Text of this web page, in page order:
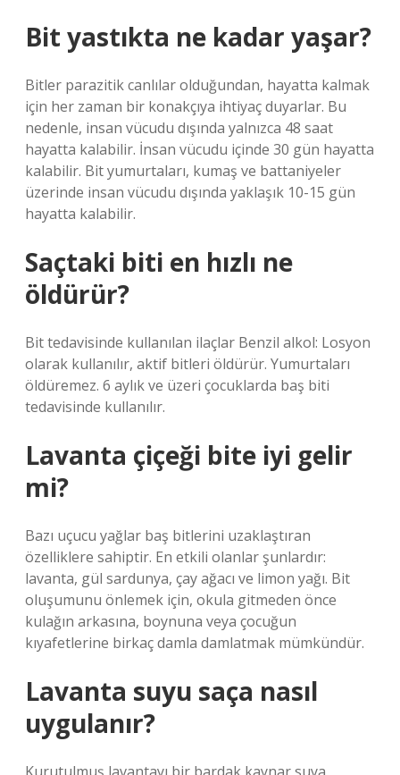
Bit yastıkta ne kadar yaşar?
Bitler parazitik canlılar olduğundan, hayatta kalmak
için her zaman bir konakçıya ihtiyaç duyarlar. Bu
nedenle, insan vücudu dışında yalnızca 48 saat
hayatta kalabilir. İnsan vücudu içinde 30 gün hayatta
kalabilir. Bit yumurtaları, kumaş ve battaniyeler
üzerinde insan vücudu dışında yaklaşık 10-15 gün
hayatta kalabilir.
Saçtaki biti en hızlı ne
öldürür?
Bit tedavisinde kullanılan ilaçlar Benzil alkol: Losyon
olarak kullanılır, aktif bitleri öldürür. Yumurtaları
öldüremez. 6 aylık ve üzeri çocuklarda baş biti
tedavisinde kullanılır.
Lavanta çiçeği bite iyi gelir
mi?
Bazı uçucu yağlar baş bitlerini uzaklaştıran
özelliklere sahiptir. En etkili olanlar şunlardır:
lavanta, gül sardunya, çay ağacı ve limon yağı. Bit
oluşumunu önlemek için, okula gitmeden önce
kulağın arkasına, boynuna veya çocuğun
kıyafetlerine birkaç damla damlatmak mümkündür.
Lavanta suyu saça nasıl
uygulanır?